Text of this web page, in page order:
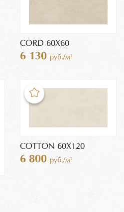
CORD 60X60
6 130 руб./м²
COTTON 60X120
6 800 руб./м²